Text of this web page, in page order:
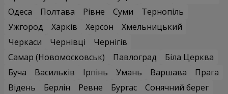
Одеса
Полтава Рівне Суми
Тернопіль
Ужгород
Харків Херсон
Хмельницький
Черкаси
Чернівці
Чернігів
Самар (Новомосковськ)
Павлоград
Біла Церква
Буча
Васильків Ірпінь Умань Варшава
Прага
Відень
Берлін Ревне Бургас
Сонячний берег